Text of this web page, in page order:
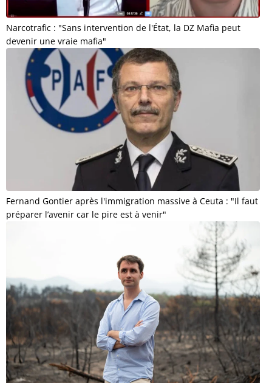
Narcotrafic : "Sans intervention de l'État, la DZ Mafia peut
devenir une vraie mafia"
Fernand Gontier après l'immigration massive à Ceuta : "Il faut
préparer l’avenir car le pire est à venir"